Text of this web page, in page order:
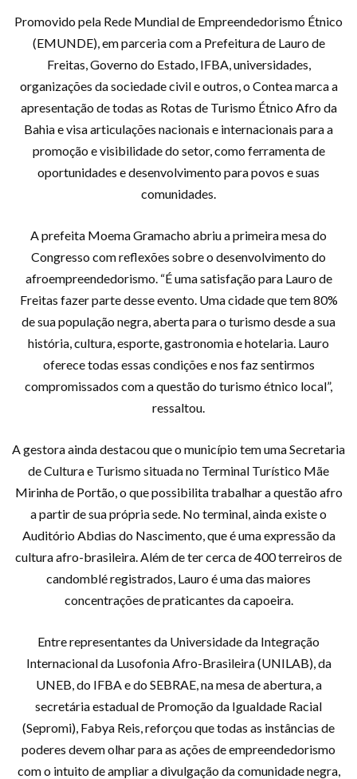
Promovido pela Rede Mundial de Empreendedorismo Étnico
(EMUNDE), em parceria com a Prefeitura de Lauro de
Freitas, Governo do Estado, IFBA, universidades,
organizações da sociedade civil e outros, o Contea marca a
apresentação de todas as Rotas de Turismo Étnico Afro da
Bahia e visa articulações nacionais e internacionais para a
promoção e visibilidade do setor, como ferramenta de
oportunidades e desenvolvimento para povos e suas
comunidades.
A prefeita Moema Gramacho abriu a primeira mesa do
Congresso com reflexões sobre o desenvolvimento do
afroempreendedorismo. “É uma satisfação para Lauro de
Freitas fazer parte desse evento. Uma cidade que tem 80%
de sua população negra, aberta para o turismo desde a sua
história, cultura, esporte, gastronomia e hotelaria. Lauro
oferece todas essas condições e nos faz sentirmos
compromissados com a questão do turismo étnico local”,
ressaltou.
A gestora ainda destacou que o município tem uma Secretaria
de Cultura e Turismo situada no Terminal Turístico Mãe
Mirinha de Portão, o que possibilita trabalhar a questão afro
a partir de sua própria sede. No terminal, ainda existe o
Auditório Abdias do Nascimento, que é uma expressão da
cultura afro-brasileira. Além de ter cerca de 400 terreiros de
candomblé registrados, Lauro é uma das maiores
concentrações de praticantes da capoeira.
Entre representantes da Universidade da Integração
Internacional da Lusofonia Afro-Brasileira (UNILAB), da
UNEB, do IFBA e do SEBRAE, na mesa de abertura, a
secretária estadual de Promoção da Igualdade Racial
(Sepromi), Fabya Reis, reforçou que todas as instâncias de
poderes devem olhar para as ações de empreendedorismo
com o intuito de ampliar a divulgação da comunidade negra,